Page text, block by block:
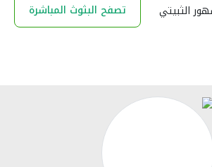
الثبيتي تصفح البثوث المباشرة